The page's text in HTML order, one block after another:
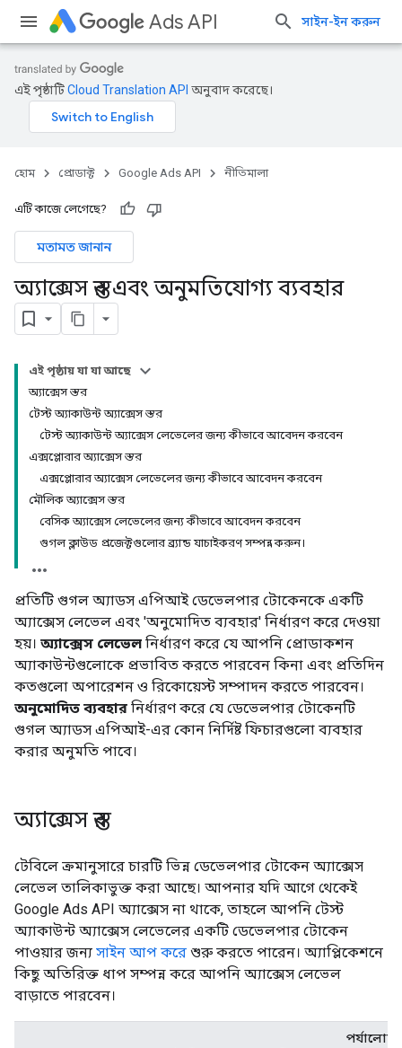
Ads API সাইন-ইন করুন
এই পৃষ্ঠাটিCloud Translation API অনুবাদ করেছে।
হোম প্রোডাক্ট Google Ads API নীতিমালা
এটি কাজে লেগেছে?
মতামত জানান
অ্যাক্সেস স্তর এবং অনুমতিযোগ্য ব্যবহার
এই পৃষ্ঠায় যা যা আছে
অ্যাক্সেস স্তর
টেস্ট অ্যাকাউন্ট অ্যাক্সেস স্তর
টেস্ট অ্যাকাউন্ট অ্যাক্সেস লেভেলের জন্য কীভাবে আবেদন করবেন
এক্সপ্লোরার অ্যাক্সেস স্তর
এক্সপ্লোরার অ্যাক্সেস লেভেলের জন্য কীভাবে আবেদন করবেন
মৌলিক অ্যাক্সেস স্তর
বেসিক অ্যাক্সেস লেভেলের জন্য কীভাবে আবেদন করবেন
গুগল ক্লাউড প্রজেক্টগুলোর ব্র্যান্ড যাচাইকরণ সম্পন্ন করুন।
প্রতিটি গুগল অ্যাডস এপিআই ডেভেলপার টোকেনকে একটি
অ্যাক্সেস লেভেল এবং 'অনুমোদিত ব্যবহার' নির্ধারণ করে দেওয়া
হয়। অ্যাক্সেস লেভেল নির্ধারণ করে যে আপনি প্রোডাকশন
অ্যাকাউন্টগুলোকে প্রভাবিত করতে পারবেন কিনা এবং প্রতিদিন
কতগুলো অপারেশন ও রিকোয়েস্ট সম্পাদন করতে পারবেন।
অনুমোদিত ব্যবহার নির্ধারণ করে যে ডেভেলপার টোকেনটি
গুগল অ্যাডস এপিআই-এর কোন নির্দিষ্ট ফিচারগুলো ব্যবহার
করার অনুমতি পাবে।
অ্যাক্সেস স্তর
টেবিলে ক্রমানুসারে চারটি ভিন্ন ডেভেলপার টোকেন অ্যাক্সেস
লেভেল তালিকাভুক্ত করা আছে। আপনার যদি আগে থেকেই
Google Ads API অ্যাক্সেস না থাকে, তাহলে আপনি টেস্ট
অ্যাকাউন্ট অ্যাক্সেস লেভেলের একটি ডেভেলপার টোকেন
পাওয়ার জন্য সাইন আপ করে শুরু করতে পারেন। অ্যাপ্লিকেশনে
কিছু অতিরিক্ত ধাপ সম্পন্ন করে আপনি অ্যাক্সেস লেভেল
বাড়াতে পারবেন।